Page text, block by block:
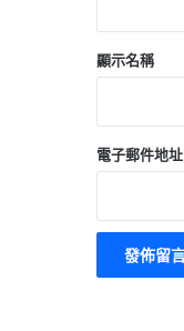
顯示名稱
電子郵件地址